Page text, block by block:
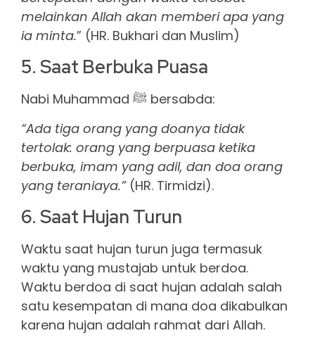
melainkan Allah akan memberi apa yang
ia minta.” (HR. Bukhari dan Muslim)
5. Saat Berbuka Puasa
Nabi Muhammad ﷺ bersabda:
“Ada tiga orang yang doanya tidak
tertolak: orang yang berpuasa ketika
berbuka, imam yang adil, dan doa orang
yang teraniaya.”(HR. Tirmidzi).
6. Saat Hujan Turun
Waktu saat hujan turun juga termasuk
waktu yang mustajab untuk berdoa.
Waktu berdoa di saat hujan adalah salah
satu kesempatan di mana doa dikabulkan
karena hujan adalah rahmat dari Allah.